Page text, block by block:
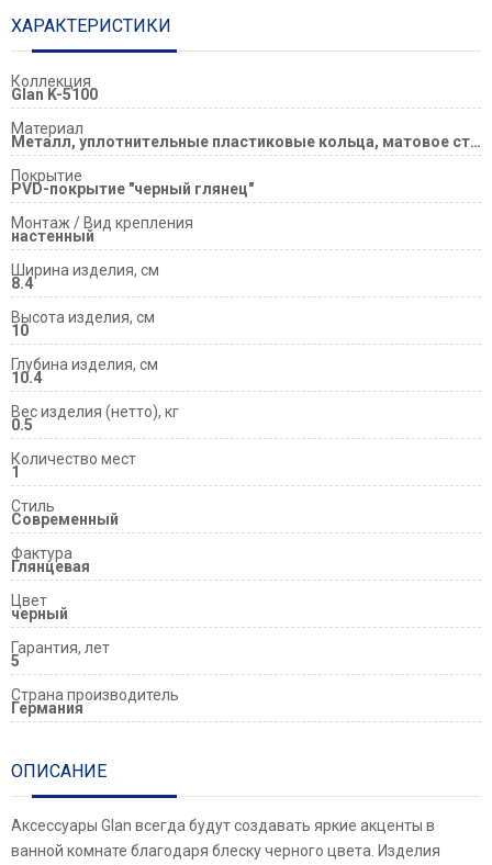
ХАРАКТЕРИСТИКИ
Коллекция
Glan K-5100
Материал
Металл, уплотнительные пластиковые кольца, матовое стекло
Покрытие
PVD-покрытие "черный глянец"
Монтаж / Вид крепления
настенный
Ширина изделия, см
8.4
Высота изделия, см
10
Глубина изделия, см
10.4
Вес изделия (нетто), кг
0.5
Количество мест
1
Стиль
Современный
Фактура
Глянцевая
Цвет
черный
Гарантия, лет
5
Страна производитель
Германия
ОПИСАНИЕ
Аксессуары Glan всегда будут создавать яркие акценты в
ванной комнате благодаря блеску черного цвета. Изделия